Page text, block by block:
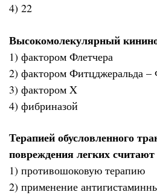
4) 22
Высокомолекулярный
1) фактором Флетчера
2) фактором Фитцджеральда
3) фактором X
4) фибриназой
Терапией обусловленного
повреждения легких считают
1) противошоковую терапию
2) применение